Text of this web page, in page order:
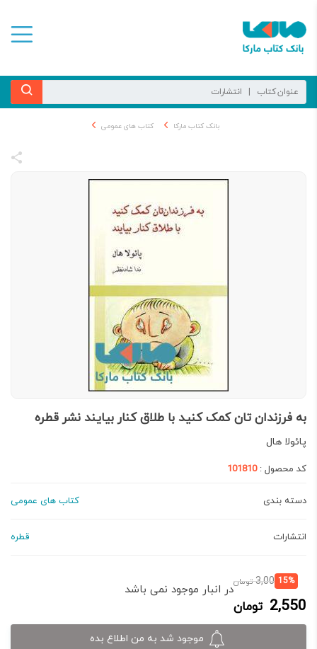
بانک کتاب مارکا کتاب های عمومی
به فرزندان تان کمک کنید با طلاق کنار بیایند نشر قطره
پائولا هال
کد محصول :101810
دسته بندی کتاب های عمومی
انتشارات قطره
15%
3,000 تومانقیمت
اصلی:
2,550 تومان
قیمت
فعلی:
2,550 تومان.
در انبار موجود نمی باشد
موجود شد به من اطلاع بده